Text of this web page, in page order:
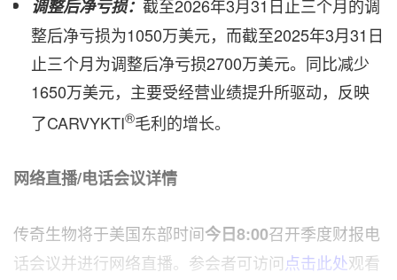
调整后净亏损： 截至2026年3月31日止三个月的调
整后净亏损为1050万美元，而截至2025年3月31日
止三个月为调整后净亏损2700万美元。同比减少
1650万美元，主要受经营业绩提升所驱动，反映
了CARVYKTI®毛利的增长。
网络直播/电话会议详情
传奇生物将于美国东部时间今日8:00召开季度财报电
话会议并进行网络直播。参会者可访问点击此处观看